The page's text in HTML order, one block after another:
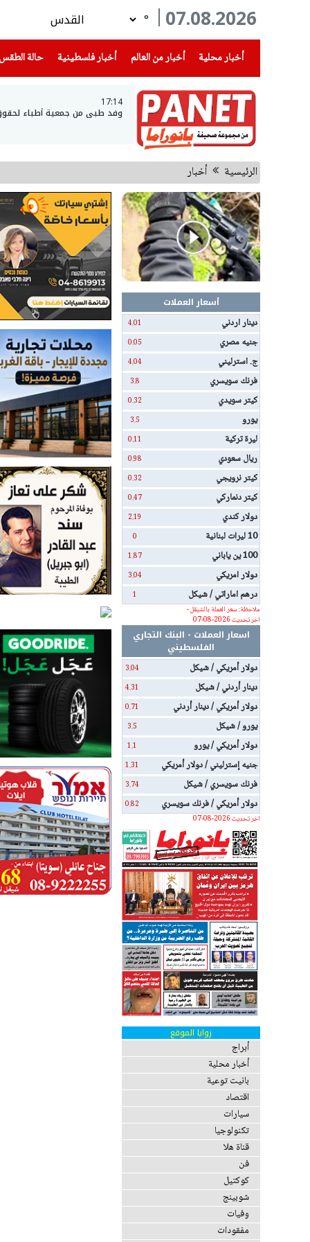
07.08.2026
°
أخبار محلية
(current) أخبار من العالم أخبار فلسطينية(current) حالة الطقس
17:14
وفد طبي من جمعية أطباء لحقوق
الرئيسية أخبار
أسعار العملات
دينار اردني
4.01
جنيه مصري 0.05
ج. استرليني 4.04
فرنك سويسري 3.8
كيتر سويدي 0.32
يورو 3.5
ليرة تركية 0.11
ريال سعودي 0.98
كيتر نرويجي 0.32
كيتر دنماركي 0.47
دولار كندي 2.19
10 ليرات لبنانية 0
100 ين ياباني 1.87
دولار امريكي 3.04
درهم اماراتي / شيكل
1
ملاحظة: سعر العملة بالشيقل -
اخر تحديث 2026-08-07
اسعار العملات - البنك التجاري
الفلسطيني
دولار أمريكي / شيكل
3.04
دينار أردني / شيكل 4.31
دولار أمريكي / دينار أردني 0.71
يورو / شيكل 3.5
دولار أمريكي / يورو 1.1
جنيه إسترليني / دولار أمريكي 1.31
فرنك سويسري / شيكل 3.74
دولار أمريكي / فرنك سويسري
0.82
اخر تحديث 2026-08-07
زوايا الموقع
أبراج
أخبار محلية
بانيت توعية
اقتصاد
سيارات
تكنولوجيا
قناة هلا
فن
كوكتيل
شوبينج
وفيات
مفقودات